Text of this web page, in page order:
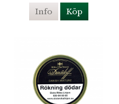
Info Köp